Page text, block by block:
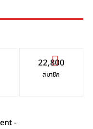
22,800
สมาชิก
-